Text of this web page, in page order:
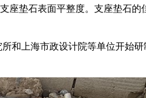
座垫石表面平整度。支座垫石的
和上海市政设计院等单位开始